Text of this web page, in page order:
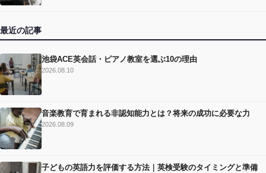
最近の記事
池袋ACE英会話・ピアノ教室を選ぶ10の理由
2026.08.10
音楽教育で育まれる非認知能力とは？将来の成功に必要な力
2026.08.09
子どもの英語力を評価する方法｜英検受験のタイミングと準備